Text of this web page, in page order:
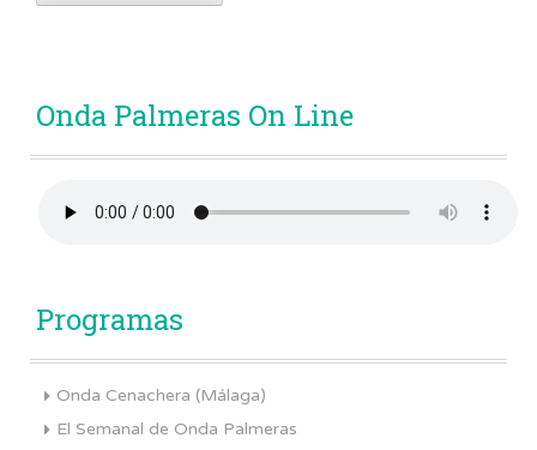
Onda Palmeras On Line
Programas
Onda Cenachera (Málaga)
El Semanal de Onda Palmeras